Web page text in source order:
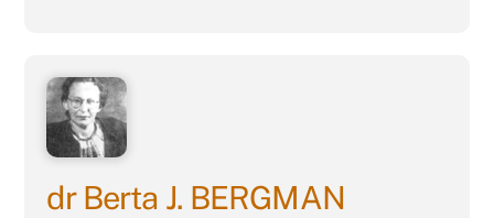
dr Berta J. BERGMAN